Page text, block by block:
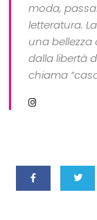
moda,
letteratura.
una
dalla libertà
chiama